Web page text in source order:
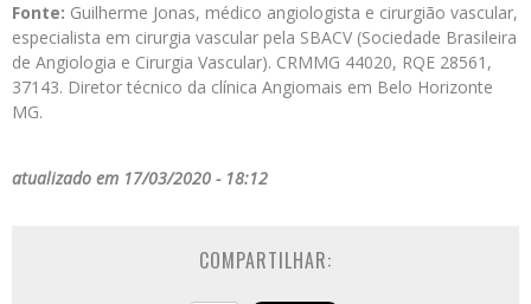
Fonte: Guilherme Jonas, médico angiologista e cirurgião vascular,
especialista em cirurgia vascular pela SBACV (Sociedade Brasileira
de Angiologia e Cirurgia Vascular). CRMMG 44020, RQE 28561,
37143. Diretor técnico da clínica Angiomais em Belo Horizonte
MG.
atualizado em 17/03/2020 - 18:12
COMPARTILHAR: